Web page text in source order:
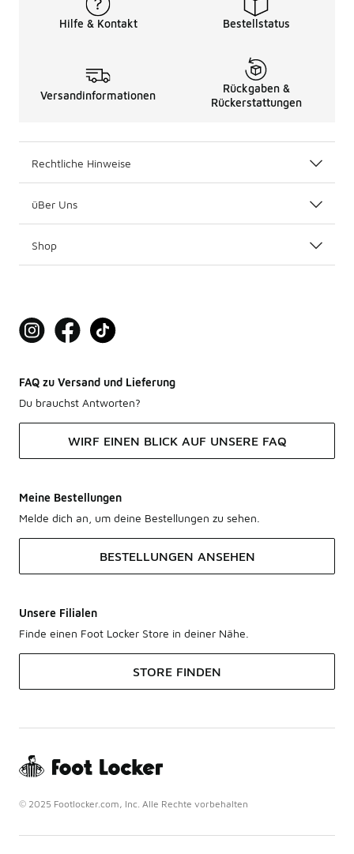
Hilfe & Kontakt Bestellstatus
Versandinformationen
Rückgaben &
Rückerstattungen
Rechtliche Hinweise
üBer Uns
Shop
FAQ zu Versand und Lieferung
Du brauchst Antworten?
WIRF EINEN BLICK AUF UNSERE FAQ
Meine Bestellungen
Melde dich an, um deine Bestellungen zu sehen.
BESTELLUNGEN ANSEHEN
Unsere Filialen
Finde einen Foot Locker Store in deiner Nähe.
STORE FINDEN
© 2025 Footlocker.com, Inc. Alle Rechte vorbehalten